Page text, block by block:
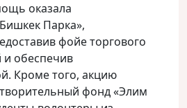
оказала
Парка»,
фойе торгового
и обеспечив
Кроме того, акцию
фонд «Элим